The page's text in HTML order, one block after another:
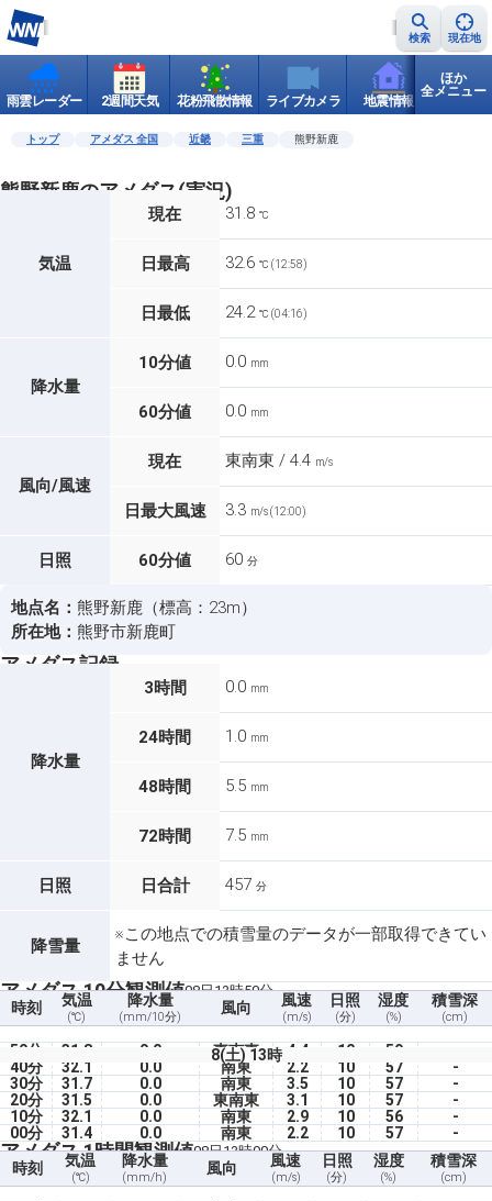
検索 現在地
雨雲レーダー 2週間天気 花粉飛散情報 ライブカメラ 地震情報 世界天
ほか
全メニュー
トップ アメダス 全国 近畿 三重 熊野新鹿
熊野新鹿のアメダス(実況)
気温
現在 31.8 ℃
日最高 32.6 ℃ (12:58)
日最低 24.2 ℃ (04:16)
降水量
10分値 0.0 mm
60分値 0.0 mm
風向/風速
現在 東南東 / 4.4 m/s
日最大風速 3.3 m/s (12:00)
日照 60分値 60 分
地点名： 熊野新鹿（標高：23m）
所在地： 熊野市新鹿町
アメダス記録
降水量
3時間 0.0 mm
24時間 1.0 mm
48時間 5.5 mm
72時間 7.5 mm
日照 日合計 457 分
降雪量
※この地点での積雪量のデータが一部取得できてい
ません
アメダス 10分観測値08日13時50分
時刻 気温
(℃)
降水量
(mm/10分)
風向 風速
(m/s)
日照
(分)
湿度
(%)
積雪深
(cm)
8(土) 13時
50分 31.8 0.0 東南東 4.4 10 59
40分
32.1 0.0 南東 2.2 10 57
-
30分
31.7 0.0 南東 3.5 10 57
-
20分
31.5 0.0 東南東 3.1 10 57
-
10分
32.1 0.0 南東 2.9 10 56
-
00分
31.4 0.0 南東 2.2 10 57 -
アメダス 1時間観測値08日13時00分
時刻 気温
(℃)
降水量
(mm/h)
風向 風速
(m/s)
日照
(分)
湿度
(%)
積雪深
(cm)